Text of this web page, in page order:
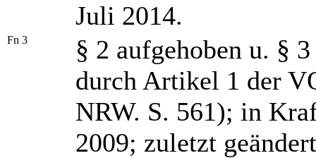
Juli 2014.
Fn 3
§ 2 aufgehoben u. §
durch Artikel 1 der
NRW. S. 561); in
2009; zuletzt